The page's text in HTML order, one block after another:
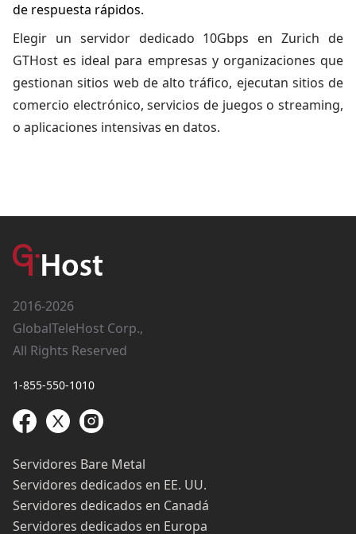
de respuesta rápidos.
Elegir un servidor dedicado 10Gbps en Zurich de
GTHost es ideal para empresas y organizaciones que
gestionan sitios web de alto tráfico, ejecutan sitios de
comercio electrónico, servicios de juegos o streaming,
o aplicaciones intensivas en datos.
2016-2026
GlobalTeleHost Corp.,
All Rights Reserved
1-855-550-1010
Servidores Bare Metal
Servidores dedicados en EE. UU.
Servidores dedicados en Canadá
Servidores dedicados en Europa